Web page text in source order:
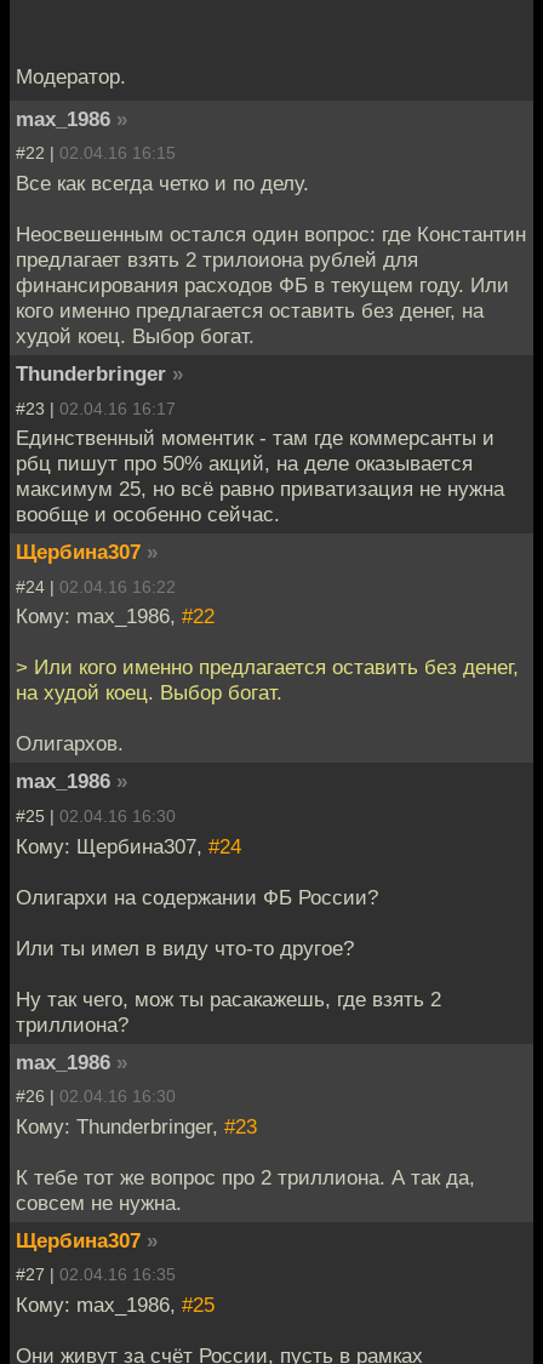
Модератор.
max_1986 »
#22 | 02.04.16 16:15
Все как всегда четко и по делу.
Неосвешенным остался один вопрос: где Константин
предлагает взять 2 трилоиона рублей для
финансирования расходов ФБ в текущем году. Или
кого именно предлагается оставить без денег, на
худой коец. Выбор богат.
Thunderbringer »
#23 | 02.04.16 16:17
Единственный моментик - там где коммерсанты и
рбц пишут про 50% акций, на деле оказывается
максимум 25, но всё равно приватизация не нужна
вообще и особенно сейчас.
Щербина307 »
#24 | 02.04.16 16:22
Кому: max_1986, #22
> Или кого именно предлагается оставить без денег,
на худой коец. Выбор богат.
Олигархов.
max_1986 »
#25 | 02.04.16 16:30
Кому: Щербина307, #24
Олигархи на содержании ФБ России?
Или ты имел в виду что-то другое?
Ну так чего, мож ты расакажешь, где взять 2
триллиона?
max_1986 »
#26 | 02.04.16 16:30
Кому: Thunderbringer, #23
К тебе тот же вопрос про 2 триллиона. А так да,
совсем не нужна.
Щербина307 »
#27 | 02.04.16 16:35
Кому: max_1986, #25
Они живут за счёт России, пусть в рамках